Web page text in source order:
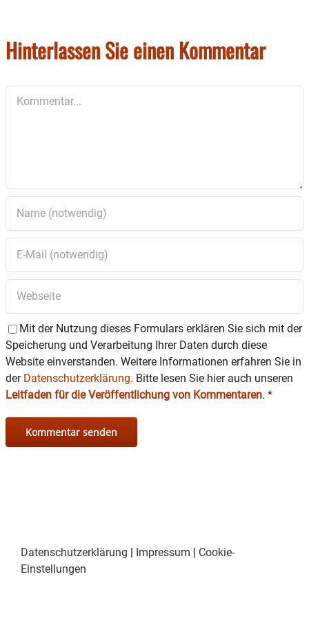
Hinterlassen Sie einen Kommentar
Mit der Nutzung dieses Formulars erklären Sie sich mit der
Speicherung und Verarbeitung Ihrer Daten durch diese
Website einverstanden. Weitere Informationen erfahren Sie in
der Datenschutzerklärung. Bitte lesen Sie hier auch unseren
Leitfaden für die Veröffentlichung von Kommentaren. *
Datenschutzerklärung | Impressum | Cookie-
Einstellungen